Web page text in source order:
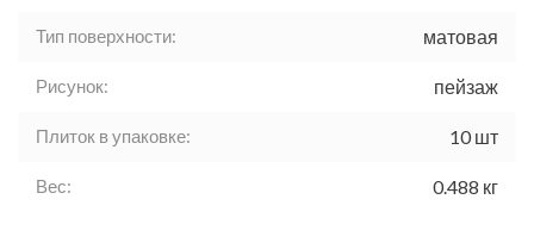
Тип поверхности: матовая
Рисунок: пейзаж
Плиток в упаковке: 10 шт
Вес: 0.488 кг